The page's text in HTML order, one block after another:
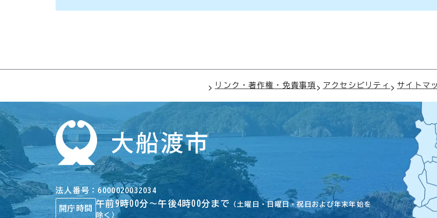
リンク・著作権・免責事項 アクセシビリティ サイトマ
法人番号 6000020032034
開庁時間
午前9時00分～午後4時00分まで （土曜日・日曜日・祝日および年末年始を
除く）